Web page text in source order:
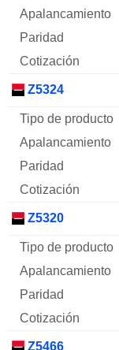
Z5324
Z5320
Z5466